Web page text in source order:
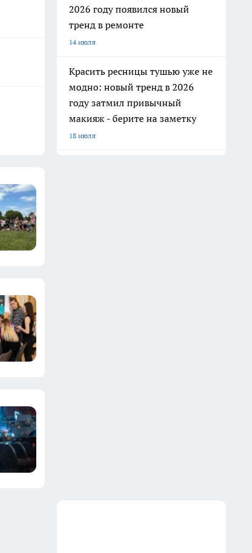
2026 году появился новый
тренд в ремонте
14 июля
Красить ресницы тушью уже не
модно: новый тренд в 2026
году затмил привычный
макияж - берите на заметку
18 июля